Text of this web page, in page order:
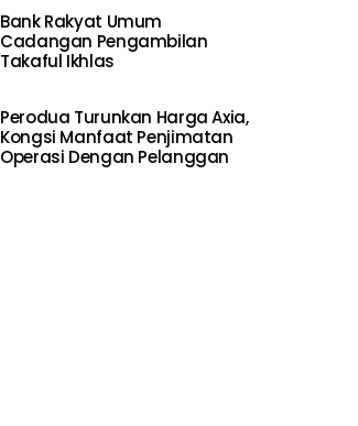
Bank Rakyat Umum
Cadangan Pengambilan
Takaful Ikhlas
Perodua Turunkan Harga Axia,
Kongsi Manfaat Penjimatan
Operasi Dengan Pelanggan